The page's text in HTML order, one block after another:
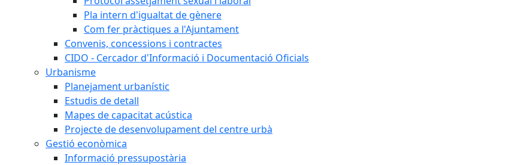
Pla intern d'igualtat de gènere
Com fer pràctiques a l'Ajuntament
Convenis, concessions i contractes
CIDO - Cercador d'Informació i Documentació Oficials
Urbanisme
Planejament urbanístic
Estudis de detall
Mapes de capacitat acústica
Projecte de desenvolupament del centre urbà
Gestió econòmica
Informació pressupostària